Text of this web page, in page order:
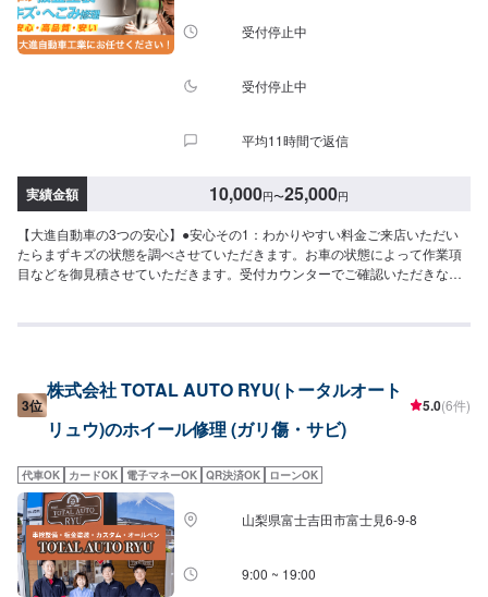
受付停止中
受付停止中
平均11時間で返信
実績金額 10,000円〜25,000円
【大進自動車の3つの安心】●安心その1：わかりやすい料金ご来店いただい
たらまずキズの状態を調べさせていただきます。お車の状態によって作業項
目などを御見積させていただきます。受付カウンターでご確認いただきなが
は代車をご用意させていただいています。代車は別途費用はいただかず、完
のトータルサービス」をテーマに、板金のプロフェッショナル、塗装のプロ
フェッショナル、整備のプロフェッショナルなど様々なプロスタッフが在籍
しています。キズの修理だけではなく、走る上で大切な車の機能もしっかり
実績】マツダマツダ325,000円【1】オファーにてお問い合わせ【2】お見積
り【3】お見積りにご納得いただければ作業開始【4】仕上がり次第納車【大
進自動車の安心：代車無料】お車をお預かりしている間、お客様には代車を
ご用意させていただいています。代車は別途費用はいただかず、完全に無料
でご利用いただけますのでご安心ください。※燃料代はご負担いただきます。
【納車時期について】半日〜1日※状態などにより納車時期が異なります。※
ご希望の納車時期などがございましたら、お気軽にお問い合わせください。
3位
株式会社 TOTAL AUTO RYU(トータルオート
リュウ)のホイール修理 (ガリ傷・サビ)
5.0(6件)
代車OK カードOK 電子マネーOK QR決済OK ローンOK
山梨県富士吉田市富士見6-9-8
9:00 ~ 19:00